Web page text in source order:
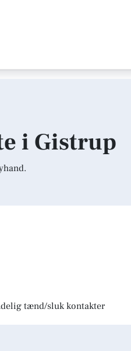
i Gistrup
tænd/sluk kontakter